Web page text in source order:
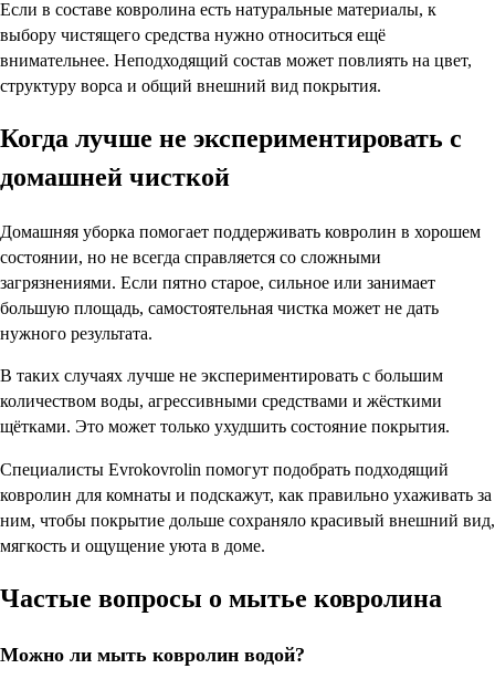
Если в составе ковролина есть натуральные материалы, к
выбору чистящего средства нужно относиться ещё
внимательнее. Неподходящий состав может повлиять на цвет,
структуру ворса и общий внешний вид покрытия.
Когда лучше не экспериментировать с
домашней чисткой
Домашняя уборка помогает поддерживать ковролин в хорошем
состоянии, но не всегда справляется со сложными
загрязнениями. Если пятно старое, сильное или занимает
большую площадь, самостоятельная чистка может не дать
нужного результата.
В таких случаях лучше не экспериментировать с большим
количеством воды, агрессивными средствами и жёсткими
щётками. Это может только ухудшить состояние покрытия.
Специалисты Evrokovrolin помогут подобрать подходящий
ковролин для комнаты и подскажут, как правильно ухаживать за
ним, чтобы покрытие дольше сохраняло красивый внешний вид,
мягкость и ощущение уюта в доме.
Частые вопросы о мытье ковролина
Можно ли мыть ковролин водой?